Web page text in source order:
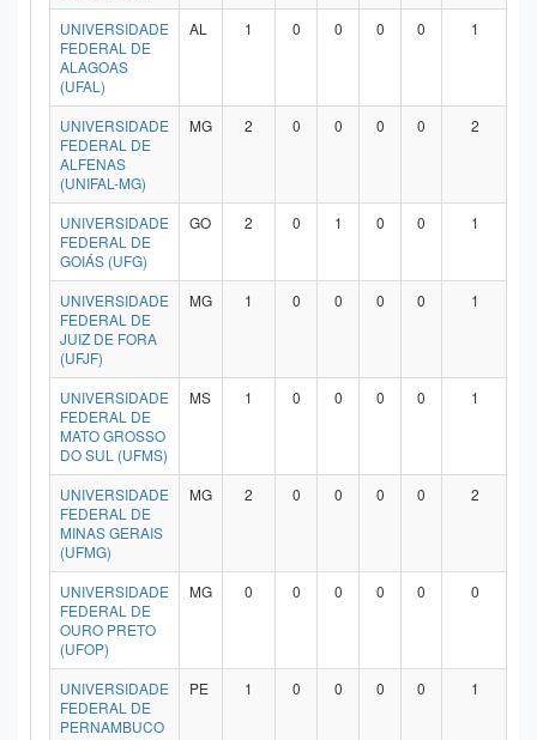
UNIVERSIDADE
FEDERAL DE
ALAGOAS
(UFAL)
AL 1 0 0 0 0 1
UNIVERSIDADE
FEDERAL DE
ALFENAS
(UNIFAL-MG)
MG 2 0 0 0 0 2
UNIVERSIDADE
FEDERAL DE
GOIÁS (UFG)
GO 2 0 1 0 0 1
UNIVERSIDADE
FEDERAL DE
JUIZ DE FORA
(UFJF)
MG 1 0 0 0 0 1
UNIVERSIDADE
FEDERAL DE
MATO GROSSO
DO SUL (UFMS)
MS 1 0 0 0 0 1
UNIVERSIDADE
FEDERAL DE
MINAS GERAIS
(UFMG)
MG 2 0 0 0 0 2
UNIVERSIDADE
FEDERAL DE
OURO PRETO
(UFOP)
MG 0 0 0 0 0 0
UNIVERSIDADE
FEDERAL DE
PERNAMBUCO
PE 1 0 0 0 0 1